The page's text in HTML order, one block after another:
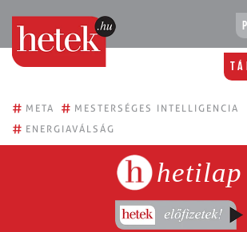
# META # MESTERSÉGES INTELLIGENCIA
# ENERGIAVÁLSÁG
hetilap